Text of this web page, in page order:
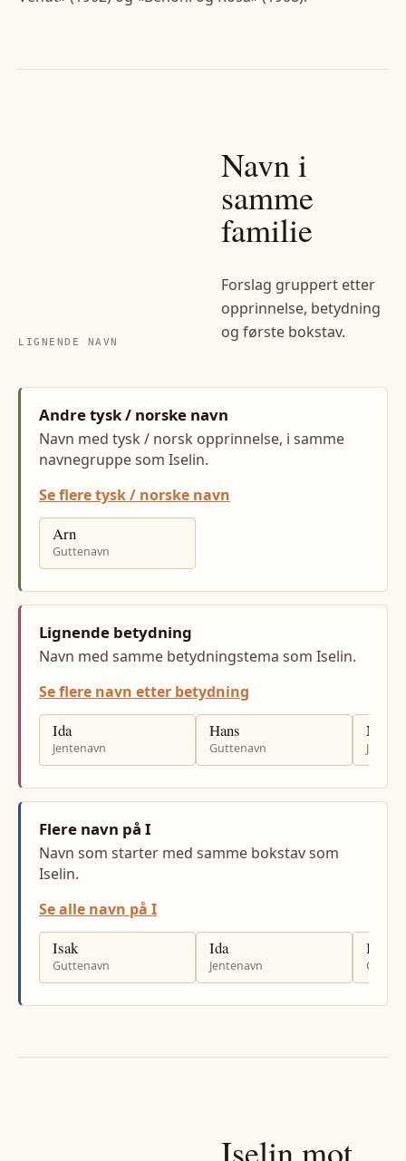
LIGNENDE NAVN
Navn i
samme
familie
Forslag gruppert etter
opprinnelse, betydning
og første bokstav.
Andre tysk / norske navn
Navn med tysk / norsk opprinnelse, i samme
navnegruppe som Iselin.
Se flere tysk / norske navn
Arn
Guttenavn
Lignende betydning
Navn med samme betydningstema som Iselin.
Se flere navn etter betydning
Ida
Jentenavn
Hans
Guttenavn
Nina
Flere navn på I
Navn som starter med samme bokstav som
Iselin.
Se alle navn på I
Isak
Guttenavn
Ida
Jentenavn
Isa
Iselin mot